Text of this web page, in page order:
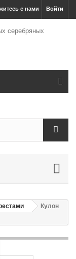
Войти
с нами
Кулон